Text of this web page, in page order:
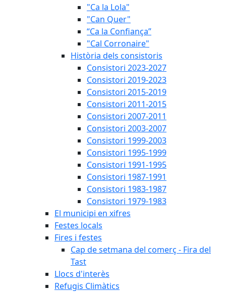
"Ca la Lola"
"Can Quer"
“Ca la Confiança”
"Cal Corronaire"
Història dels consistoris
Consistori 2023-2027
Consistori 2019-2023
Consistori 2015-2019
Consistori 2011-2015
Consistori 2007-2011
Consistori 2003-2007
Consistori 1999-2003
Consistori 1995-1999
Consistori 1991-1995
Consistori 1987-1991
Consistori 1983-1987
Consistori 1979-1983
El municipi en xifres
Festes locals
Fires i festes
Cap de setmana del comerç - Fira del
Tast
Llocs d'interès
Refugis Climàtics